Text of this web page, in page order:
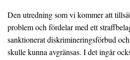
Den utredning som vi kommer att
problem och fördelar med ett
sanktionerat diskrimineringsförbud
skulle kunna avgränsas. I det ingår